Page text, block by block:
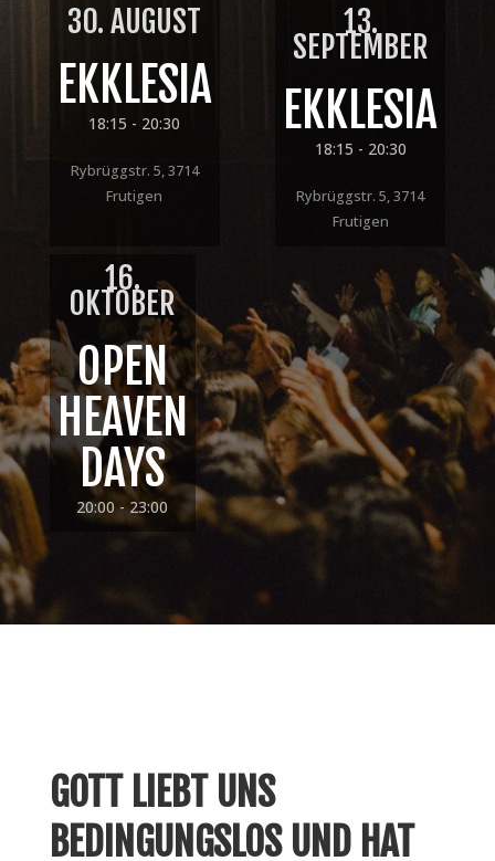
30. AUGUST
EKKLESIA
18:15 - 20:30
Rybrüggstr. 5, 3714
Frutigen
13.
SEPTEMBER
EKKLESIA
18:15 - 20:30
Rybrüggstr. 5, 3714
Frutigen
16.
OKTOBER
OPEN
HEAVEN
DAYS
20:00 - 23:00
GOTT LIEBT UNS
BEDINGUNGSLOS UND HAT